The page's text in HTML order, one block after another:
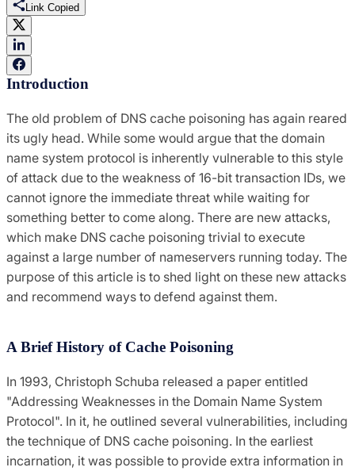
Link Copied
Introduction
The old problem of DNS cache poisoning has again reared
its ugly head. While some would argue that the domain
name system protocol is inherently vulnerable to this style
of attack due to the weakness of 16-bit transaction IDs, we
cannot ignore the immediate threat while waiting for
something better to come along. There are new attacks,
which make DNS cache poisoning trivial to execute
against a large number of nameservers running today. The
purpose of this article is to shed light on these new attacks
and recommend ways to defend against them.
A Brief History of Cache Poisoning
In 1993, Christoph Schuba released a paper entitled
"Addressing Weaknesses in the Domain Name System
Protocol". In it, he outlined several vulnerabilities, including
the technique of DNS cache poisoning. In the earliest
incarnation, it was possible to provide extra information in